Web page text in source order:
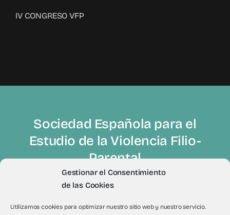
Gestionar el Consentimiento
de las Cookies
Utilizamos cookies para optimizar nuestro sitio web y nuestro servicio.
IV CONGRESO VFP
Sociedad Española para el
Estudio de la Violencia Filio-
Parental